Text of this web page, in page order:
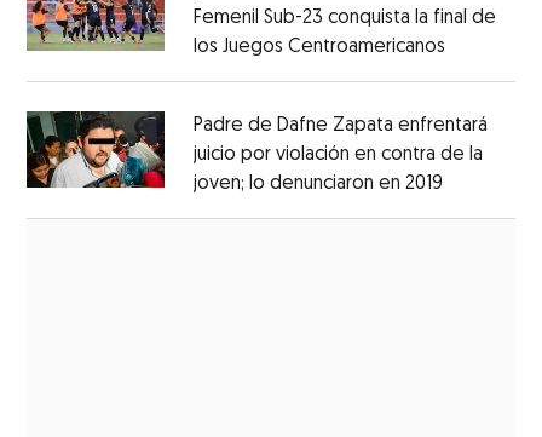
Femenil Sub-23 conquista la final de
los Juegos Centroamericanos
Padre de Dafne Zapata enfrentará
juicio por violación en contra de la
joven; lo denunciaron en 2019